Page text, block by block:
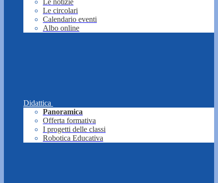
Le notizie
Le circolari
Calendario eventi
Albo online
Didattica
Panoramica
Offerta formativa
I progetti delle classi
Robotica Educativa